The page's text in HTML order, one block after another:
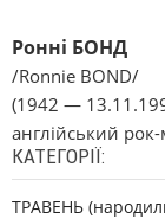
Ронні БОНД
/Ronnie BOND/
(1942 —
англійський
КАТЕГОРІЇ:
ТРАВЕНЬ